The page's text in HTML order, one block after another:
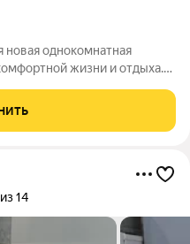
новая однокомнатная
жизни и отдыха.
на электричество
14